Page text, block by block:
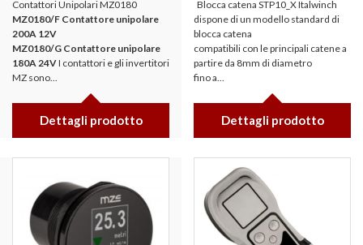
Contattori Unipolari MZ0180
MZ0180/F Contattore unipolare
200A 12V
MZ0180/G Contattore unipolare
180A 24VI contattori e gli invertitori
MZ sono...
Dettagli prodotto
Blocca catena STP10_X Italwinch
dispone di un modello standard di
blocca catena
compatibili con le principali catene a
partire da 8mm di diametro
fino a...
Dettagli prodotto